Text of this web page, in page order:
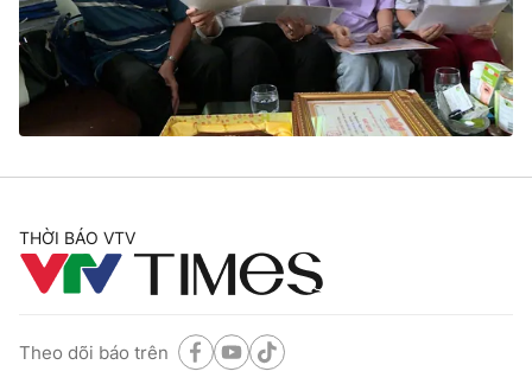
Sản phẩm
Thị trường
Tư vấn
Lịch phát sóng
Chuyên mục khác
Emagazine Podcast
Photo Infographic
THỜI BÁO VTV
Theo dõi báo trên